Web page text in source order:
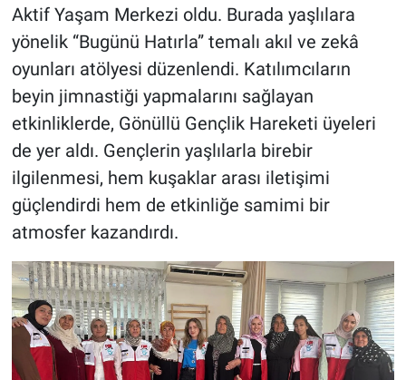
Aktif Yaşam Merkezi oldu. Burada yaşlılara
yönelik “Bugünü Hatırla” temalı akıl ve zekâ
oyunları atölyesi düzenlendi. Katılımcıların
beyin jimnastiği yapmalarını sağlayan
etkinliklerde, Gönüllü Gençlik Hareketi üyeleri
de yer aldı. Gençlerin yaşlılarla birebir
ilgilenmesi, hem kuşaklar arası iletişimi
güçlendirdi hem de etkinliğe samimi bir
atmosfer kazandırdı.